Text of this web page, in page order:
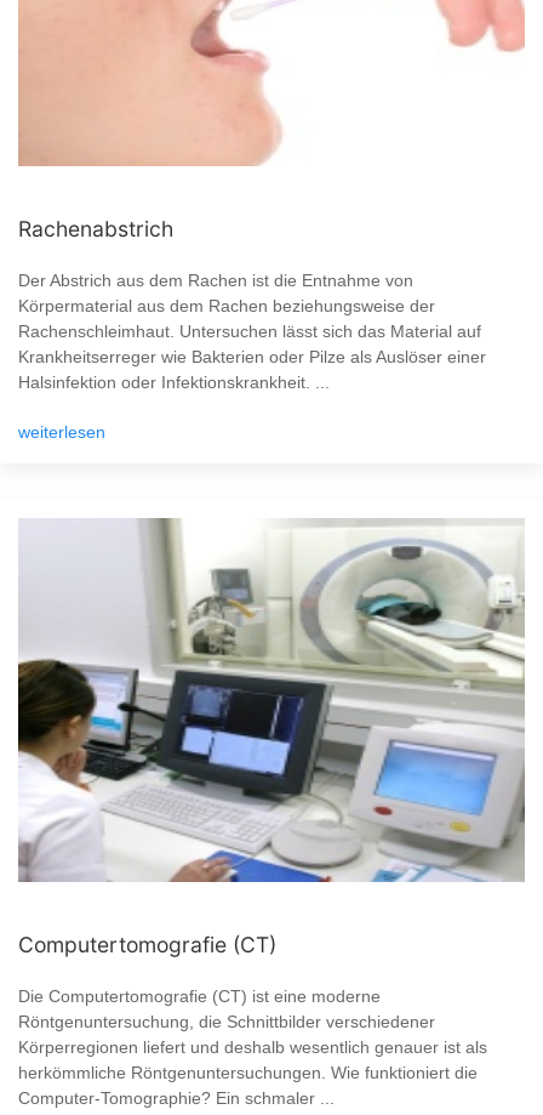
Rachenabstrich
Der Abstrich aus dem Rachen ist die Entnahme von
Körpermaterial aus dem Rachen beziehungsweise der
Rachenschleimhaut. Untersuchen lässt sich das Material auf
Krankheitserreger wie Bakterien oder Pilze als Auslöser einer
Halsinfektion oder Infektionskrankheit. ...
weiterlesen
Computertomografie (CT)
Die Computertomografie (CT) ist eine moderne
Röntgenuntersuchung, die Schnittbilder verschiedener
Körperregionen liefert und deshalb wesentlich genauer ist als
herkömmliche Röntgenuntersuchungen. Wie funktioniert die
Computer-Tomographie? Ein schmaler ...